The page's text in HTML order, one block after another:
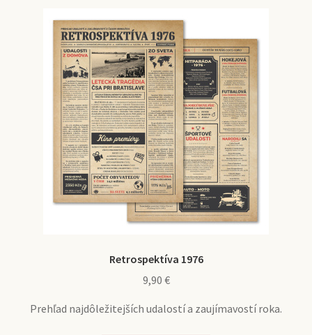
Retrospektíva 1976
9,90 €
Prehľad najdôležitejších udalostí a zaujímavostí roka.